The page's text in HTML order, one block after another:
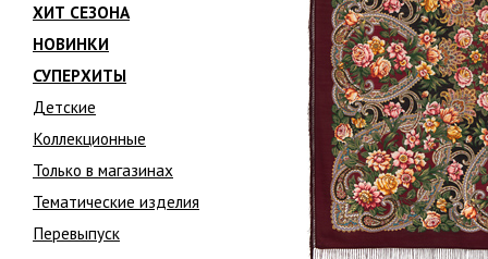
ХИТ СЕЗОНА
НОВИНКИ
СУПЕРХИТЫ
Детские
Коллекционные
Только в магазинах
Тематические изделия
Перевыпуск